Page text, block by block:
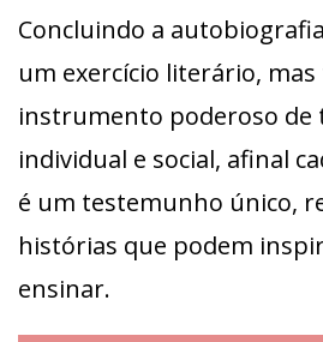
Concluindo a
um exercício literário,
instrumento poderoso de
individual e social, afinal
é um testemunho único,
histórias que podem
ensinar.